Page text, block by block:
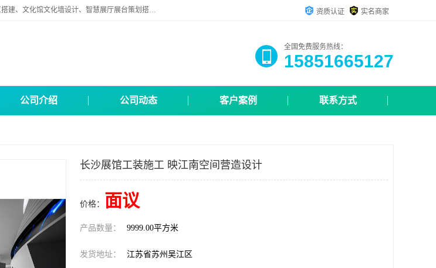
苏州映江南空间营造设计有限公司位于江苏省苏州市,是一家以从事建筑装饰、展馆展厅策划设计施工搭建、文化馆文化墙设计、智慧展厅展台策划搭建和其他建筑装饰装修业为主的企业。 资质认证 实名商家
全国免费服务热线：
15851665127
公司介绍 公司动态 客户案例 联系方式
长沙展馆工装施工 映江南空间营造设计
价格： 面议
产品数量： 9999.00平方米
发货地址： 江苏省苏州吴江区